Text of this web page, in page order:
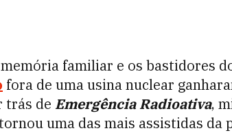
familiar e os bastidores
fora de uma usina nuclear
trás de Emergência Radioativa,
uma das mais assistidas da